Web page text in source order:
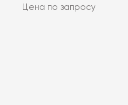
Цена по запросу